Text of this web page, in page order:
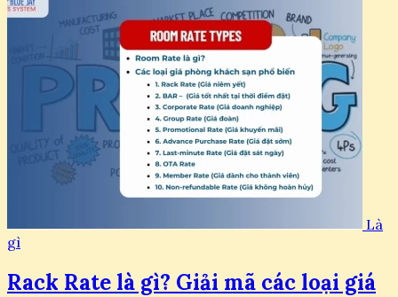
Là
gì
Rack Rate là gì? Giải mã các loại giá